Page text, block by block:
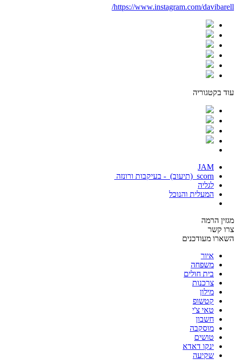
https://www.instagram.com/davibarell/
עוד בקטגוריה
JAM
scorn (תיעוב) - בעיקבות ורונזה
לגליה
המעלית והנוכל
מגזין הרמה
צרו קשר
השארו מעודכנים
איור
משפחה
בית חולים
צרכנות
מילון
קטשופ
טאי צ'י
חשבון
מוסקבה
טושים
ינקו דאדא
שקיעה